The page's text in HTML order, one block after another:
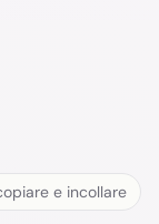
e incollare